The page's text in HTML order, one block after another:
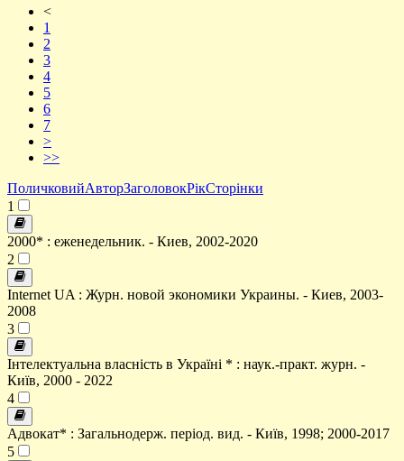
<
1
2
3
4
5
6
7
>
>>
ПоличковийАвторЗаголовокРікСторінки
1
2000* : еженедельник. - Киев, 2002-2020
2
Internet UA : Журн. новой экономики Украины. - Киев, 2003-
2008
3
Інтелектуальна власність в Україні * : наук.-практ. журн. -
Київ, 2000 - 2022
4
Адвокат* : Загальнодерж. період. вид. - Київ, 1998; 2000-2017
5